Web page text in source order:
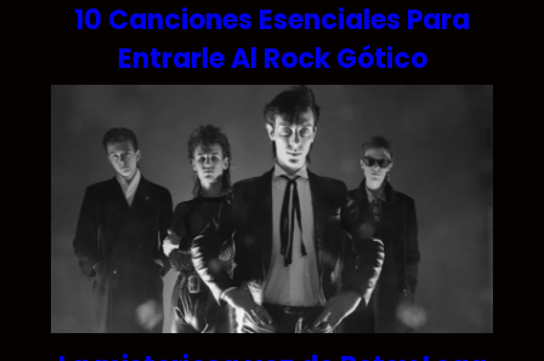
10 Canciones Esenciales Para
Entrarle Al Rock Gótico